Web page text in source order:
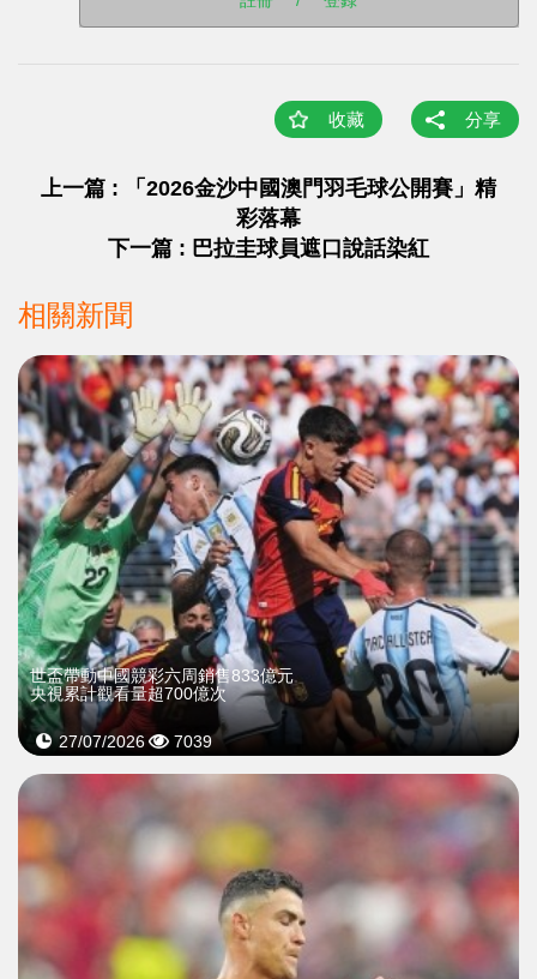
收藏 分享
上一篇 : 「2026金沙中國澳門羽毛球公開賽」精
彩落幕
下一篇 : 巴拉圭球員遮口說話染紅
相關新聞
世盃帶動中國競彩六周銷售833億元
央視累計觀看量超700億次
27/07/2026 7039